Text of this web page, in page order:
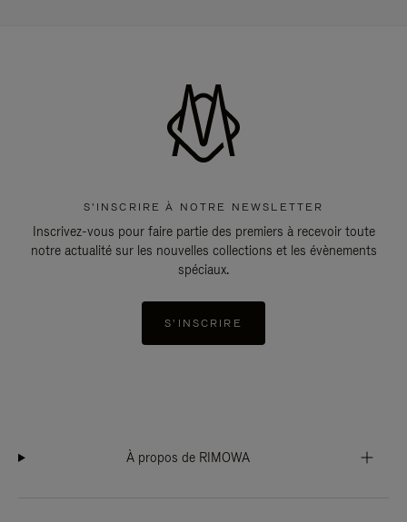
S'INSCRIRE À NOTRE NEWSLETTER
Inscrivez-vous pour faire partie des premiers à recevoir toute
notre actualité sur les nouvelles collections et les évènements
spéciaux.
S'INSCRIRE
À propos de RIMOWA